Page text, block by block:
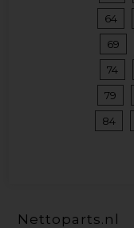
64
69
74
79
84
Nettoparts.nl